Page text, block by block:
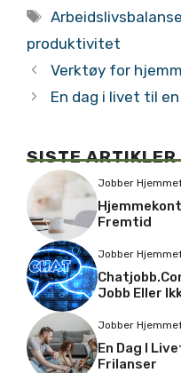
Stikkord
Arbeidslivsbalanse
produktivitet
Verktøy for
En dag i livet til
SISTE ARTIKLER
Jobber
Fremtid
Jobber
Jobb Eller
Jobber
En Dag I
Frilanser